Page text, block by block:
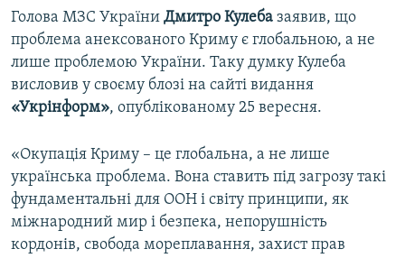
Усі сайти RFE/RL
Голова МЗС України Дмитро Кулеба заявив, що
проблема анексованого Криму є глобальною, а не
лише проблемою України. Таку думку Кулеба
висловив у своєму блозі на сайті видання
«Укрінформ», опублікованому 25 вересня.
«Окупація Криму – це глобальна, а не лише
українська проблема. Вона ставить під загрозу такі
фундаментальні для ООН і світу принципи, як
міжнародний мир і безпека, непорушність
кордонів, свобода мореплавання, захист прав